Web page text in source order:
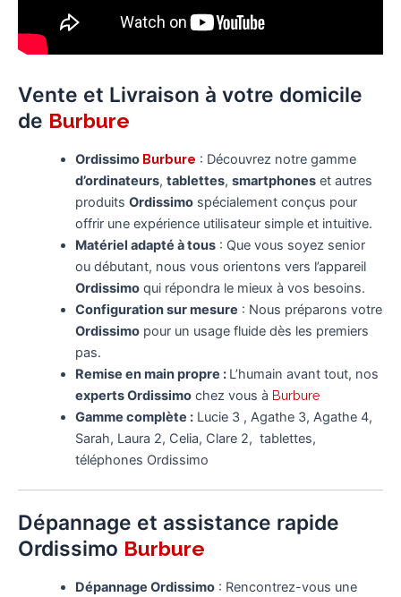
Vente et Livraison à votre domicile
de Burbure
Ordissimo Burbure : Découvrez notre gamme
d’ordinateurs, tablettes, smartphoneset autres
produits Ordissimospécialement conçus pour
offrir une expérience utilisateur simple et intuitive.
Matériel adapté à tous: Que vous soyez senior
ou débutant, nous vous orientons vers l’appareil
Ordissimoqui répondra le mieux à vos besoins.
Configuration sur mesure : Nous préparons votre
Ordissimopour un usage fluide dès les premiers
pas.
Remise en main propre : L’humain avant tout, nos
experts Ordissimochez vous à Burbure
Gamme complète :Lucie 3 , Agathe 3, Agathe 4,
Sarah, Laura 2, Celia, Clare 2, tablettes,
téléphones Ordissimo
Dépannage et assistance rapide
Ordissimo Burbure
Dépannage Ordissimo: Rencontrez-vous une